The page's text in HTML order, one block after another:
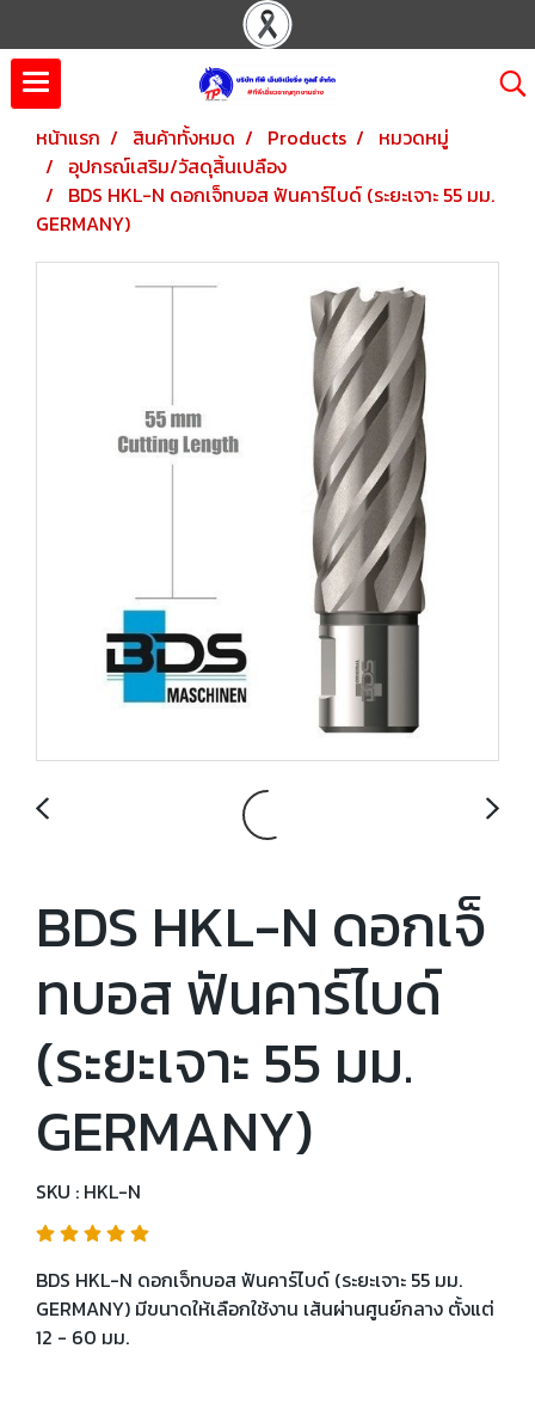
หน้าแรก สินค้าทั้งหมด Products
หมวดหมู่
อุปกรณ์เสริม/วัสดุสิ้นเปลือง
BDS HKL-N ดอกเจ็ทบอส ฟันคาร์ไบด์ (ระยะเจาะ 55 มม.
GERMANY)
BDS HKL-N ดอกเจ็
ทบอส ฟันคาร์ไบด์
(ระยะเจาะ 55 มม.
GERMANY)
SKU : HKL-N
BDS HKL-N ดอกเจ็ทบอส ฟันคาร์ไบด์ (ระยะเจาะ 55 มม.
GERMANY) มีขนาดให้เลือกใช้งาน เส้นผ่านศูนย์กลาง ตั้งแต่
12 - 60 มม.